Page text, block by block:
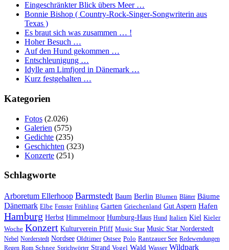
Eingeschränkter Blick übers Meer …
Bonnie Bishop ( Country-Rock-Singer-Songwriterin aus
Texas )
Es braut sich was zusammen … !
Hoher Besuch …
Auf den Hund gekommen …
Entschleunigung …
Idylle am Limfjord in Dänemark …
Kurz festgehalten …
Kategorien
Fotos (2.026)
Galerien (575)
Gedichte (235)
Geschichten (323)
Konzerte (251)
Schlagworte
Arboretum Ellerhoop Barmstedt Baum Berlin Blumen Blätter Bäume
Dänemark Elbe Fenster Frühling Garten Griechenland Gut Aspern Hafen
Hamburg Herbst Himmelmoor Humburg-Haus Hund Italien Kiel Kieler
Woche Konzert Kulturverein Pfiff Music Star Music Star Norderstedt
Nebel Norderstedt Nordsee Oldtimer Ostsee Polo Rantzauer See Redewendungen
Regen Rom Schnee Sprichwörter Strand Vogel Wald Wasser Wildpark